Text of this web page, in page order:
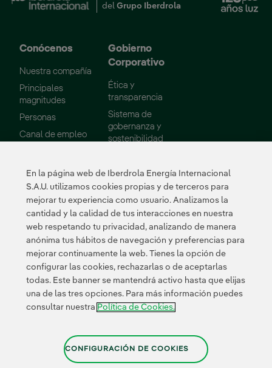
del Grupo IberdrolaEnlace externo, se
Conócenos
Nuestra compañía
Principales
magnitudes
Personas
Canal de empleoEnlace externo, se abre en ventana nueva.
Gobierno
Corporativo
Ética y
transparencia
Sistema de
gobernanza y
sostenibilidad
Administración
Informes
Sostenibilidad
Nuestros
Medio ambiente
Innovación
Proveedores
Portal de Proveedor
En la página web de Iberdrola Energía Internacional
S.A.U. utilizamos cookies propias y de terceros para
mejorar tu experiencia como usuario. Analizamos la
cantidad y la calidad de tus interacciones en nuestra
web respetando tu privacidad, analizando de manera
anónima tus hábitos de navegación y preferencias para
mejorar continuamente la web. Tienes la opción de
configurar las cookies, rechazarlas o de aceptarlas
todas. Este banner se mantendrá activo hasta que elijas
una de las tres opciones. Para más información puedes
consultar nuestra Política de Cookies.Enlace
se
abre
en
CONFIGURACIÓN DE COOKIES